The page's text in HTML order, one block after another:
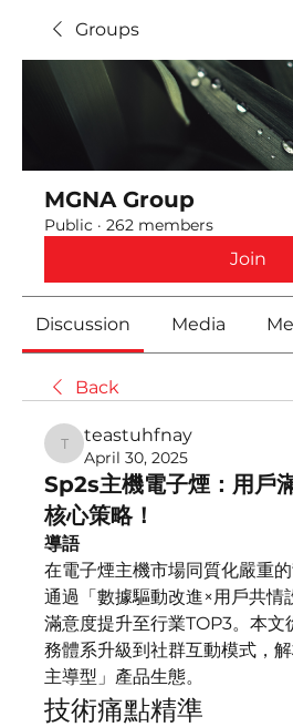
Groups
MGNA Group
Public · 262 members
Join
Discussion Media
Back
teastuhfnay
teastuhfnay
April 30, 2025
Sp2s主機電子煙：用戶
核心策略！
導語​​
在電子煙主機市場同質化嚴重的
通過「數據驅動改進×用戶共情
滿意度提升至行業TOP3。本文
務體系升級到社群互動模式，
主導型」產品生態。
技術痛點精準